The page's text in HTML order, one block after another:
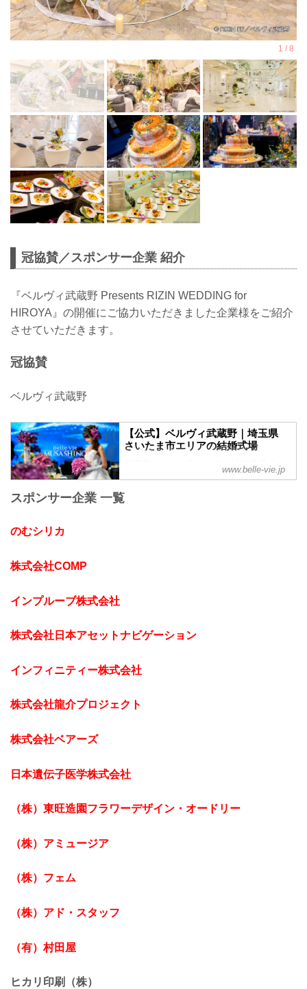
冠協賛／スポンサー企業 紹介
『ベルヴィ武蔵野 Presents RIZIN WEDDING for
HIROYA』の開催にご協力いただきました企業様をご紹介
させていただきます。
冠協賛
ベルヴィ武蔵野
【公式】ベルヴィ武蔵野｜埼玉県
さいたま市エリアの結婚式場
埼玉県さいたま市エリアの結婚式場「ベ
ルヴィ武蔵野」。皆様に愛され続けて38
声や写真を掲載中。ブライダルフェアや
www.belle-vie.jp
スポンサー企業 一覧
のむシリカ
株式会社COMP
インプルーブ株式会社
株式会社日本アセットナビゲーション
インフィニティー株式会社
株式会社龍介プロジェクト
株式会社ベアーズ
日本遺伝子医学株式会社
（株）東旺造園フラワーデザイン・オードリー
（株）アミュージア
（株）フェム
（株）アド・スタッフ
（有）村田屋
ヒカリ印刷（株）